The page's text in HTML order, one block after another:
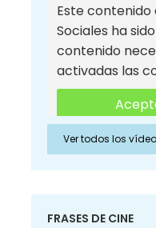
Este contenido
Sociales ha
contenido
activadas las
Aceptar
Ver todos los
FRASES DE CINE